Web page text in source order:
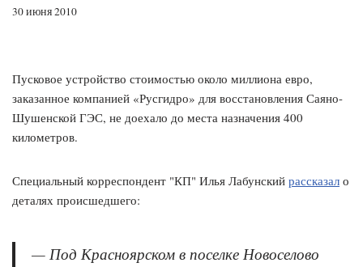
30 июня 2010
Пусковое устройство стоимостью около миллиона евро,
заказанное компанией «Русгидро» для восстановления Саяно-
Шушенской ГЭС, не доехало до места назначения 400
километров.
Специальный корреспондент "КП" Илья Лабунский рассказал о
деталях происшедшего:
— Под Красноярском в поселке Новоселово